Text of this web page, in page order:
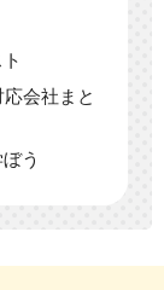
会社まと
う